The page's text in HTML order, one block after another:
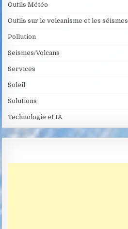
Outils Météo
Outils sur le volcanisme et les séismes
Pollution
Seismes/Volcans
Services
Soleil
Solutions
Technologie et IA